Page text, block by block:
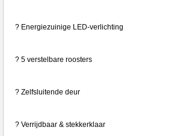
? Energiezuinige LED-verlichting
? 5 verstelbare roosters
? Zelfsluitende deur
? Verrijdbaar & stekkerklaar